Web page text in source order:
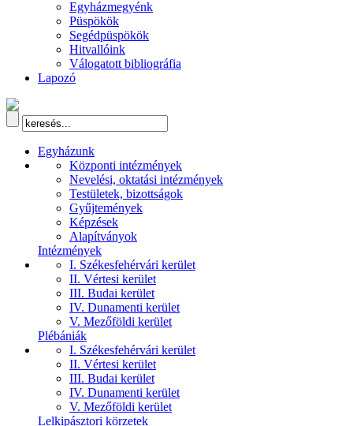
Egyházmegyénk
Püspökök
Segédpüspökök
Hitvallóink
Válogatott bibliográfia
Lapozó
Egyházunk
Központi intézmények
Nevelési, oktatási intézmények
Testületek, bizottságok
Gyűjtemények
Képzések
Alapítványok
Intézmények
I. Székesfehérvári kerület
II. Vértesi kerület
III. Budai kerület
IV. Dunamenti kerület
V. Mezőföldi kerület
Plébániák
I. Székesfehérvári kerület
II. Vértesi kerület
III. Budai kerület
IV. Dunamenti kerület
V. Mezőföldi kerület
Lelkipásztori körzetek